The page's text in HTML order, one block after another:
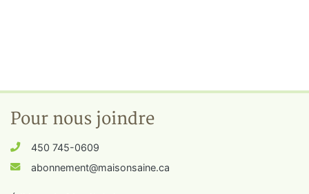
Pour nous joindre
450 745-0609
abonnement@maisonsaine.ca